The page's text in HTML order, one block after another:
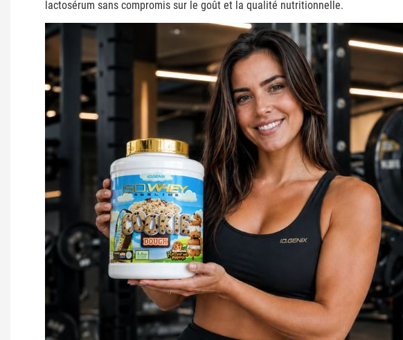
lactosérum sans compromis sur le goût et la qualité nutritionnelle.